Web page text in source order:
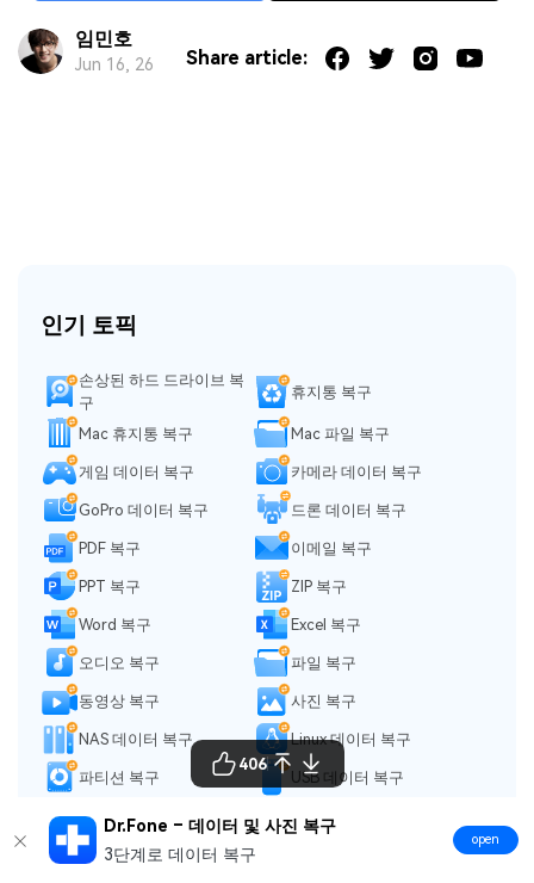
임민호
Jun 16, 26 Share article:
인기 토픽
손상된 하드 드라이브 복
구
휴지통 복구
Mac 휴지통 복구 Mac 파일 복구
게임 데이터 복구 카메라 데이터 복구
GoPro 데이터 복구 드론 데이터 복구
PDF 복구 이메일 복구
PPT 복구 ZIP 복구
Word 복구 Excel 복구
오디오 복구 파일 복구
동영상 복구 사진 복구
NAS 데이터 복구 Linux 데이터 복구
파티션 복구 USB 데이터 복구
하드 드라이브 복구 메모리 카드 복구
Windows 시스템 복구
406
Dr.Fone – 데이터 및 사진 복구
3단계로 데이터 복구
open